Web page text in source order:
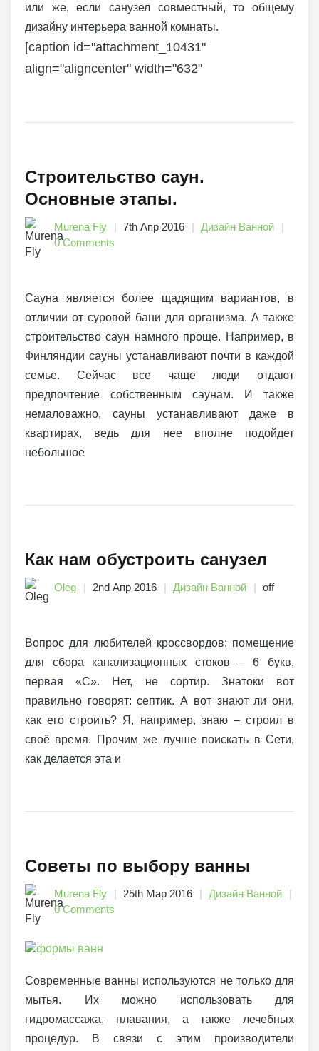
или же, если санузел совместный, то общему
дизайну интерьера ванной комнаты.
[caption id="attachment_10431"
align="aligncenter" width="632"
Строительство саун.
Основные этапы.
Murena Fly 7th Апр 2016
Дизайн Ванной
0 Comments
Сауна является более щадящим вариантов, в
отличии от суровой бани для организма. А также
строительство саун намного проще. Например, в
Финляндии сауны устанавливают почти в каждой
семье. Сейчас все чаще люди отдают
предпочтение собственным саунам. И также
немаловажно, сауны устанавливают даже в
квартирах, ведь для нее вполне подойдет
небольшое
Как нам обустроить санузел
Oleg 2nd Апр 2016 Дизайн Ванной off
Вопрос для любителей кроссвордов: помещение
для сбора канализационных стоков – 6 букв,
первая «С». Нет, не сортир. Знатоки вот
правильно говорят: септик. А вот знают ли они,
как его строить? Я, например, знаю – строил в
своё время. Прочим же лучше поискать в Сети,
как делается эта и
Советы по выбору ванны
Murena Fly 25th Мар 2016
Дизайн Ванной
0 Comments
Современные ванны используются не только для
мытья. Их можно использовать для
гидромассажа, плавания, а также лечебных
процедур. В связи с этим производители